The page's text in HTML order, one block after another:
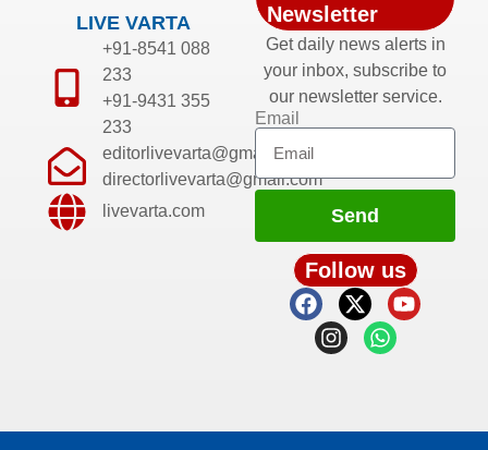
LIVE VARTA
+91-8541 088
233
+91-9431 355
233
editorlivevarta@gmail.com
directorlivevarta@gmail.com
livevarta.com
Newsletter
Get daily news alerts in
your inbox, subscribe to
our newsletter service.
Email
Send
Follow us